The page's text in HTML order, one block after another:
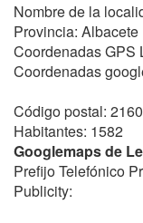
Nombre de la
Provincia: Albacete
Coordenadas GPS
Coordenadas
Código postal: 2160
Habitantes: 1582
Googlemaps de
Prefijo Telefónico
Publicity: